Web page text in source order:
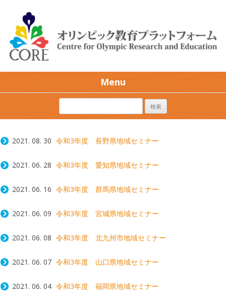
Menu
2021. 08. 30 令和3年度 長野県地域セミナー
2021. 06. 28 令和3年度 愛知県地域セミナー
2021. 06. 16 令和3年度 群馬県地域セミナー
2021. 06. 09 令和3年度 宮城県地域セミナー
2021. 06. 08 令和3年度 北九州市地域セミナー
2021. 06. 07 令和3年度 山口県地域セミナー
2021. 06. 04 令和3年度 福岡県地域セミナー